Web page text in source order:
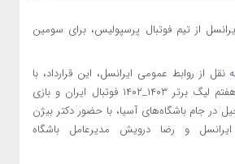
از تیم فوتبال پرسپولیس، برای سومین
نقل از روابط عمومی ایرانسل، این قرارداد، با
نزدیک شدن به هفته هفتم لیگ برتر ۱۴۰۳_۱۴۰۲ فوتبال ایران و بازی
در جام باشگاه‌های آسیا، با حضور دکتر بیژن
ایرانسل و رضا درویش مدیرعامل باشگاه